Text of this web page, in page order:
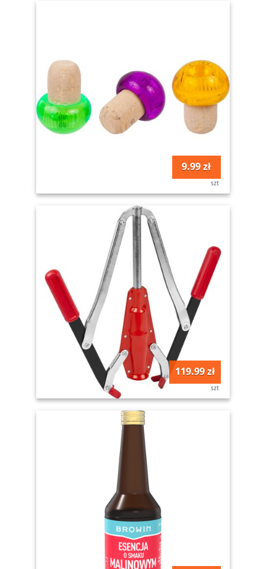
9.99 zł
szt
119.99 zł
szt